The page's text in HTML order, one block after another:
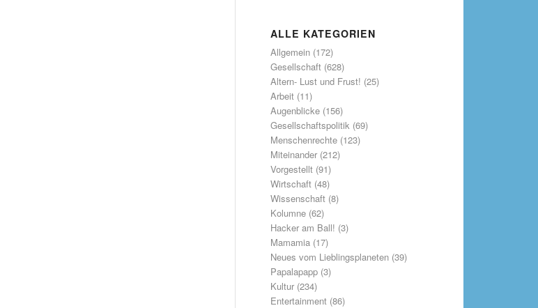
ALLE KATEGORIEN
Allgemein(172)
Gesellschaft(628)
Altern- Lust und Frust! (25)
Arbeit(11)
Augenblicke(156)
Gesellschaftspolitik(69)
Menschenrechte(123)
Miteinander(212)
Vorgestellt(91)
Wirtschaft(48)
Wissenschaft(8)
Kolumne(62)
Hacker am Ball! (3)
Mamamia(17)
Neues vom Lieblingsplaneten(39)
Papalapapp(3)
Kultur(234)
Entertainment(86)